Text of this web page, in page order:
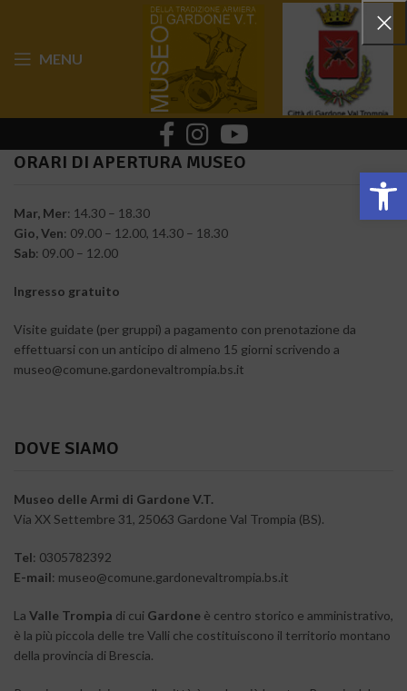
MENU
ORARI DI APERTURA MUSEO
Mar, Mer: 14.30 – 18.30
Gio, Ven: 09.00 – 12.00, 14.30 – 18.30
Sab: 09.00 – 12.00
Ingresso gratuito
Visite guidate (per gruppi) a pagamento con prenotazione da
effettuarsi con un anticipo di almeno 15 giorni scrivendo a
museo@comune.gardonevaltrompia.bs.it
DOVE SIAMO
Museo delle Armi di Gardone V.T.
Via XX Settembre 31, 25063 Gardone Val Trompia (BS).
Tel: 0305782392
E-mail: museo@comune.gardonevaltrompia.bs.it
La Valle Trompia di cui Gardone è centro storico e amministrativo,
è la più piccola delle tre Valli che costituiscono il territorio montano
della provincia di Brescia.